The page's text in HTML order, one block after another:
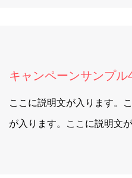
キャンペーンサンプル
ここに説明文が入ります。
が入ります。ここに説明文